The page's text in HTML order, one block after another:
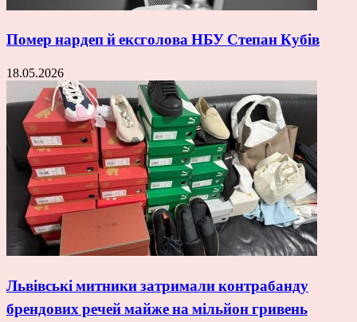
Помер нардеп й ексголова НБУ Степан Кубів
18.05.2026
Львівські митники затримали контрабанду
брендових речей майже на мільйон гривень